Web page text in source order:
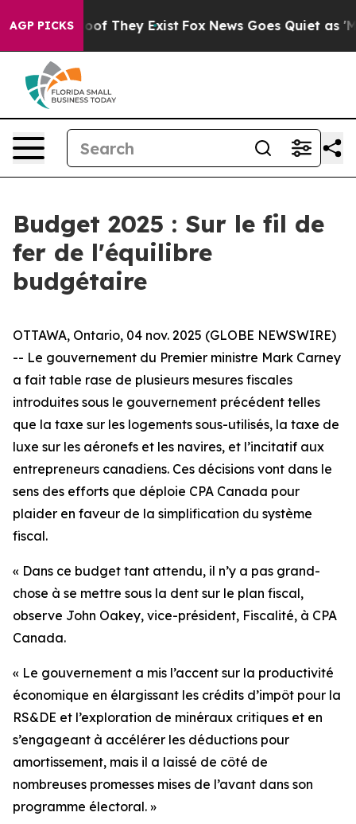
AGP PICKS
no Proof They Exist Fox News Goes Quiet as
Budget 2025 : Sur le fil de
fer de l'équilibre
budgétaire
OTTAWA, Ontario, 04 nov. 2025 (GLOBE NEWSWIRE)
-- Le gouvernement du Premier ministre Mark Carney
a fait table rase de plusieurs mesures fiscales
introduites sous le gouvernement précédent telles
que la taxe sur les logements sous-utilisés, la taxe de
luxe sur les aéronefs et les navires, et l’incitatif aux
entrepreneurs canadiens. Ces décisions vont dans le
sens des efforts que déploie CPA Canada pour
plaider en faveur de la simplification du système
fiscal.
« Dans ce budget tant attendu, il n’y a pas grand-
chose à se mettre sous la dent sur le plan fiscal,
observe John Oakey, vice-président, Fiscalité, à CPA
Canada.
« Le gouvernement a mis l’accent sur la productivité
économique en élargissant les crédits d’impôt pour la
RS&DE et l’exploration de minéraux critiques et en
s’engageant à accélérer les déductions pour
amortissement, mais il a laissé de côté de
nombreuses promesses mises de l’avant dans son
programme électoral. »